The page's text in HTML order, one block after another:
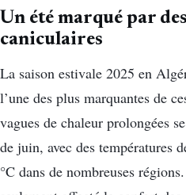
Un été marqué par
caniculaires
La saison estivale 2025 en
l’une des plus marquantes de
vagues de chaleur prolongées
de juin, avec des températures
°C dans de nombreuses